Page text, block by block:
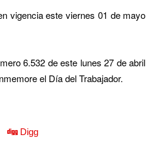
vigencia este viernes 01 de mayo
6.532 de este lunes 27 de abril
el Día del Trabajador.
Digg